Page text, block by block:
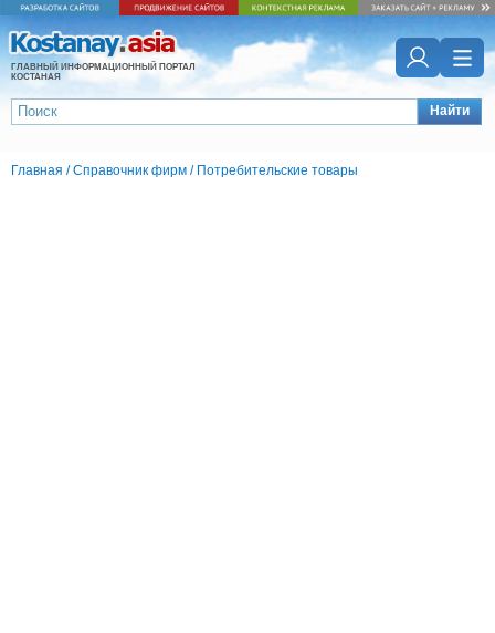
ГЛАВНЫЙ ИНФОРМАЦИОННЫЙ ПОРТАЛ
КОСТАНАЯ
Найти
Главная /Справочник фирм / Потребительские товары